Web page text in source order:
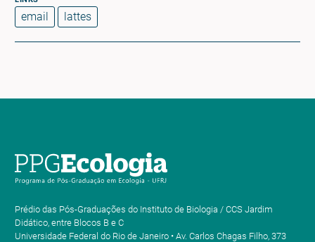
email lattes
Prédio das Pós-Graduações do Instituto de Biologia / CCS Jardim
Didático, entre Blocos B e C
Universidade Federal do Rio de Janeiro • Av. Carlos Chagas Filho, 373